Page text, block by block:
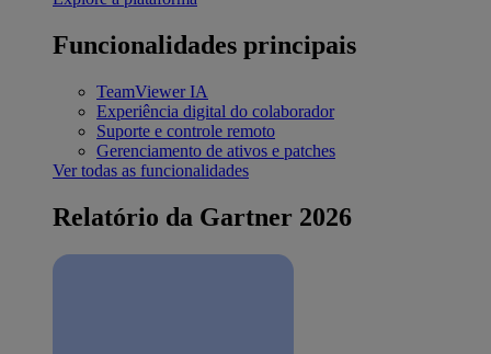
Funcionalidades principais
TeamViewer IA
Experiência digital do colaborador
Suporte e controle remoto
Gerenciamento de ativos e patches
Ver todas as funcionalidades
Relatório da Gartner 2026